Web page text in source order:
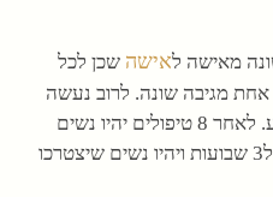
מאישה לאישה שכן לכל
מגיבה שונה. לרוב נעשה
סדרה של 8 טיפולים אחת לשבוע. לאחר 8 טיפולים יהיו נשים
שירגישו מצוין ויוכלו להגיע אחת ל3 שבועות ויהיו נשים שיצטרכו